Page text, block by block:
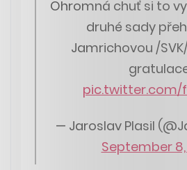
Ohromná chuť si to
druhé sady
Jamrichovou /
pic.twitter.com/
— Jaroslav Plasil
September